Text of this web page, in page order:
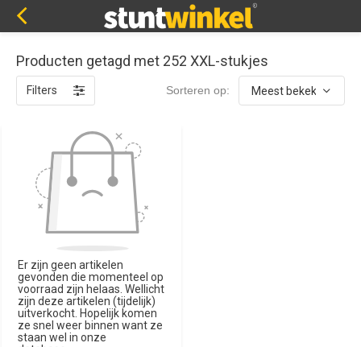
Producten getagd met 252 XXL-stukjes
Filters Sorteren op:
Er zijn geen artikelen
gevonden die momenteel op
voorraad zijn helaas. Wellicht
zijn deze artikelen (tijdelijk)
uitverkocht. Hopelijk komen
ze snel weer binnen want ze
staan wel in onze